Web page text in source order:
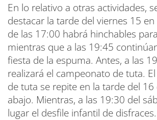
En lo relativo a otras actividades,
destacar la tarde del viernes 15
de las 17:00 habrá hinchables
mientras que a las 19:45
fiesta de la espuma. Antes, a las
realizará el campeonato de tuta.
de tuta se repite en la tarde del
abajo. Mientras, a las 19:30 del
lugar el desfile infantil de disfraces.